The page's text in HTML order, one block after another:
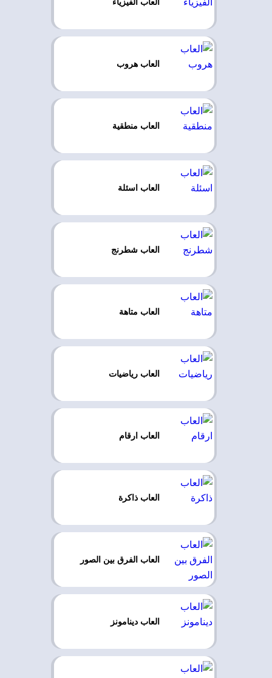
العاب هروب
العاب منطقية
العاب اسئلة
العاب شطرنج
العاب متاهة
العاب رياضيات
العاب ارقام
العاب ذاكرة
العاب الفرق بين الصور
العاب دينامونز